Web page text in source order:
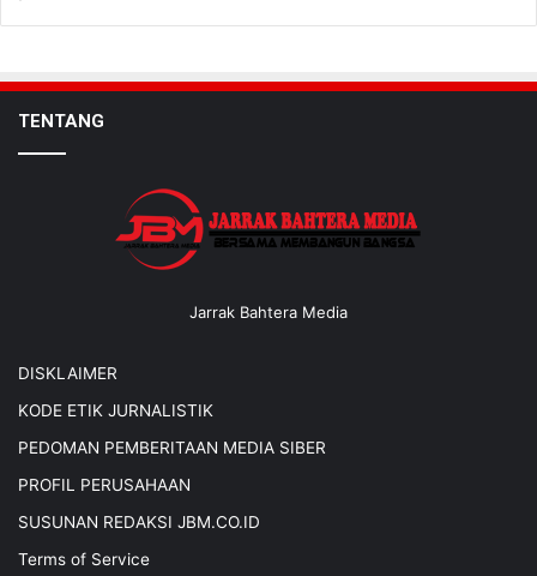
TENTANG
Jarrak Bahtera Media
DISKLAIMER
KODE ETIK JURNALISTIK
PEDOMAN PEMBERITAAN MEDIA SIBER
PROFIL PERUSAHAAN
SUSUNAN REDAKSI JBM.CO.ID
Terms of Service